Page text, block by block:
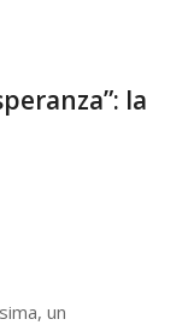
la
un